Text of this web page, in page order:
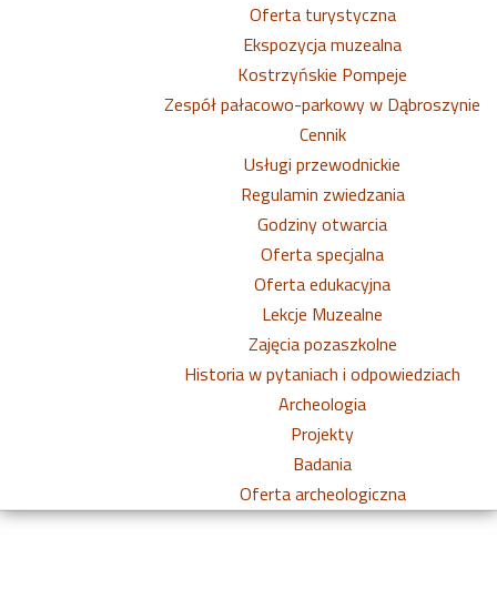
Oferta turystyczna
Ekspozycja muzealna
Kostrzyńskie Pompeje
Zespół pałacowo-parkowy w Dąbroszynie
Cennik
Usługi przewodnickie
Regulamin zwiedzania
Godziny otwarcia
Oferta specjalna
Oferta edukacyjna
Lekcje Muzealne
Zajęcia pozaszkolne
Historia w pytaniach i odpowiedziach
Archeologia
Projekty
Badania
Oferta archeologiczna